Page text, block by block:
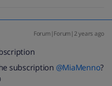
Forum|Forum|2 years ago
subscription @MiaMenno?